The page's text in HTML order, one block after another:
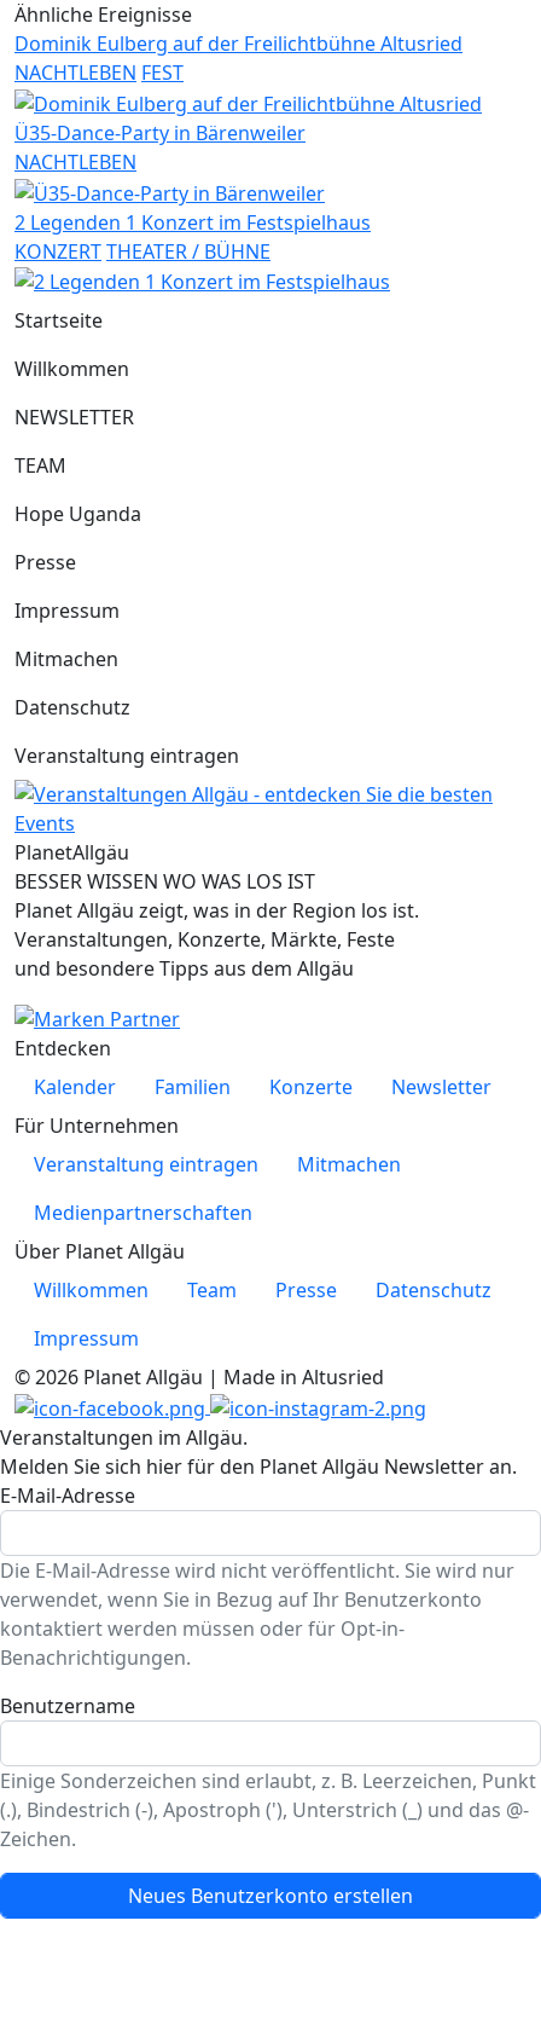
Ähnliche Ereignisse
Dominik Eulberg auf der Freilichtbühne Altusried
NACHTLEBEN FEST
Ü35-Dance-Party in Bärenweiler
NACHTLEBEN
2 Legenden 1 Konzert im Festspielhaus
KONZERTTHEATER / BÜHNE
Startseite
Willkommen
NEWSLETTER
TEAM
Hope Uganda
Presse
Impressum
Mitmachen
Datenschutz
Veranstaltung eintragen
PlanetAllgäu
BESSER WISSEN WO WAS LOS IST
Planet Allgäu zeigt, was in der Region los ist.
Veranstaltungen, Konzerte, Märkte, Feste
und besondere Tipps aus dem Allgäu
Entdecken
Kalender
Familien Konzerte
Newsletter
Für Unternehmen
Veranstaltung eintragen
Mitmachen
Medienpartnerschaften
Über Planet Allgäu
Willkommen
Team Presse
Datenschutz
Impressum
© 2026 Planet Allgäu | Made in Altusried
Veranstaltungen im Allgäu.
Melden Sie sich hier für den Planet Allgäu Newsletter an.
E-Mail-Adresse
Die E-Mail-Adresse wird nicht veröffentlicht. Sie wird nur
verwendet, wenn Sie in Bezug auf Ihr Benutzerkonto
kontaktiert werden müssen oder für Opt-in-
Benachrichtigungen.
Benutzername
Einige Sonderzeichen sind erlaubt, z. B. Leerzeichen, Punkt
(.), Bindestrich (-), Apostroph ('), Unterstrich (_) und das @-
Zeichen.